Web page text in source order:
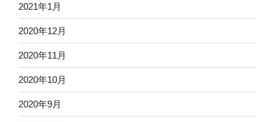
2021年1月
2020年12月
2020年11月
2020年10月
2020年9月